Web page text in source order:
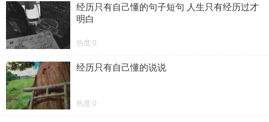
经历只有自己懂的句子短句 人生只有经历过才
明白
热度:0
经历只有自己懂的说说
热度:0